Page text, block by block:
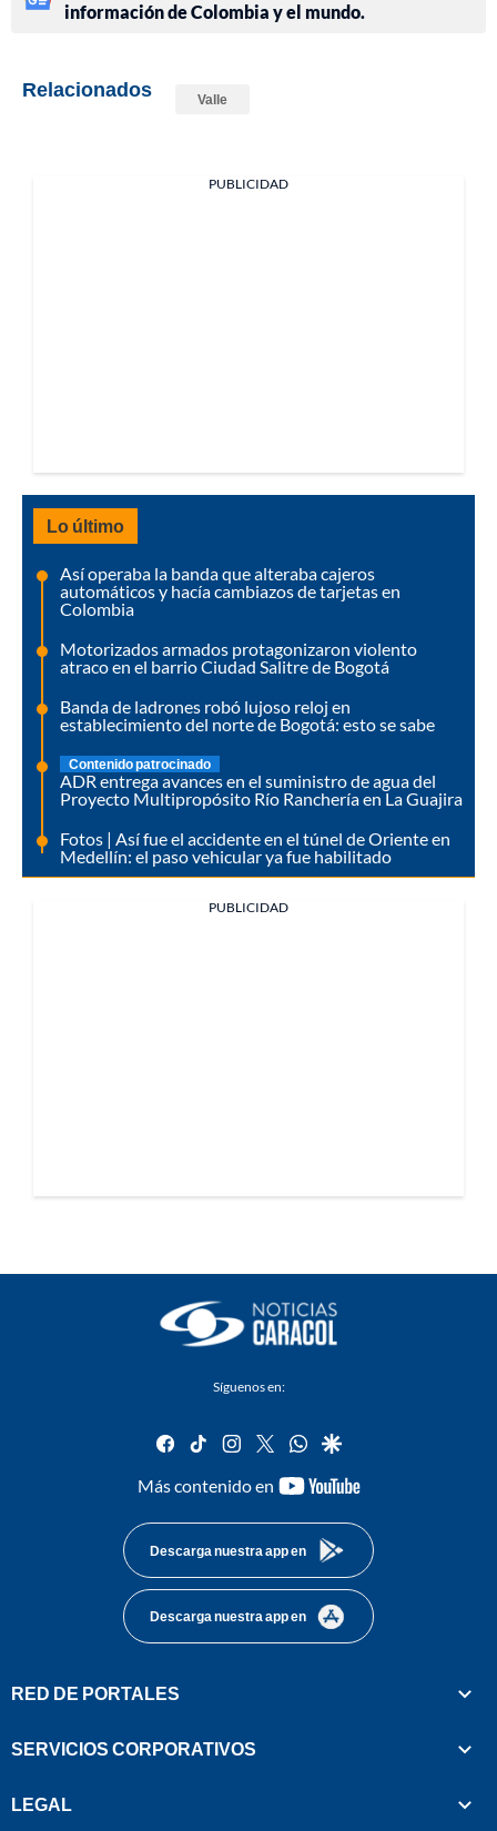
información de Colombia y el mundo.
Relacionados Valle
PUBLICIDAD
Lo último
Así operaba la banda que alteraba cajeros
automáticos y hacía cambiazos de tarjetas en
Colombia
Motorizados armados protagonizaron violento
atraco en el barrio Ciudad Salitre de Bogotá
Banda de ladrones robó lujoso reloj en
establecimiento del norte de Bogotá: esto se sabe
Contenido patrocinado
ADR entrega avances en el suministro de agua del
Proyecto Multipropósito Río Ranchería en La Guajira
Fotos | Así fue el accidente en el túnel de Oriente en
Medellín: el paso vehicular ya fue habilitado
PUBLICIDAD
Síguenos en:
facebook
tiktok instagram
twitterwhatsapp
google
Más contenido en
youtube-
Descarga nuestra app en
Descarga nuestra app en
RED DE PORTALES
SERVICIOS CORPORATIVOS
LEGAL